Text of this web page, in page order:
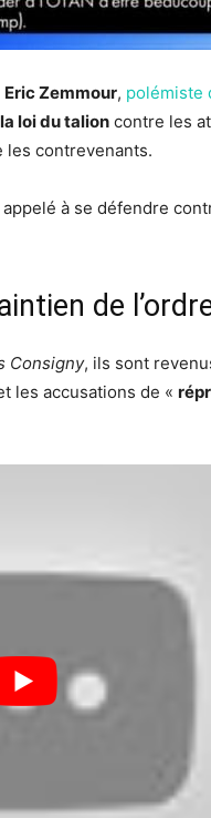
Eric Zemmour, polémiste
la loi du talion contre les
les contrevenants.
appelé à se défendre
de
Consigny, ils sont
les accusations de «